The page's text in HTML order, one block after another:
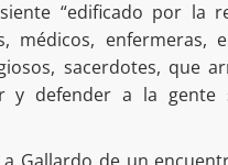
“edificado por la
médicos, enfermeras,
sacerdotes, que
y defender a la